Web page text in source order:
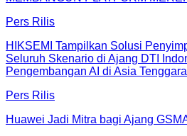
Pers Rilis
HIKSEMI Tampilkan Solusi
Seluruh Skenario di Ajang DTI
Pengembangan AI di Asia Tenggara
Pers Rilis
Huawei Jadi Mitra bagi Ajang